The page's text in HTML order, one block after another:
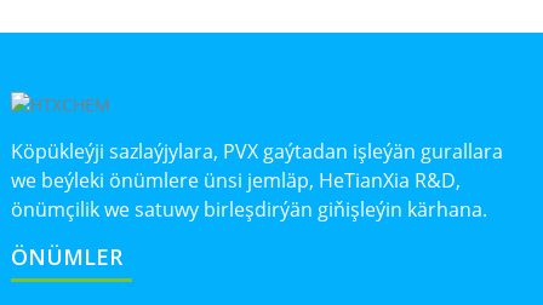
Köpükleýji sazlaýjylara, PVX gaýtadan işleýän gurallara
we beýleki önümlere ünsi jemläp, HeTianXia R&D,
önümçilik we satuwy birleşdirýän giňişleýin kärhana.
ÖNÜMLER